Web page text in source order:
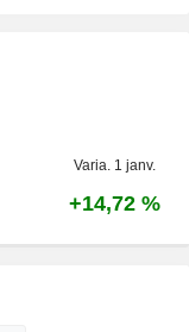
Varia. 1 janv.
+14,72 %